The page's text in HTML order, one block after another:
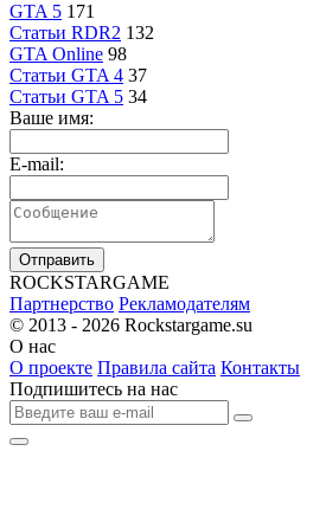
GTA 5 171
Статьи RDR2 132
GTA Online 98
Статьи GTA 4 37
Статьи GTA 5 34
Ваше имя:
E-mail:
Отправить
ROCKSTARGAME
Партнерство Рекламодателям
© 2013 - 2026 Rockstargame.su
О нас
О проекте Правила сайта Контакты
Подпишитесь на нас